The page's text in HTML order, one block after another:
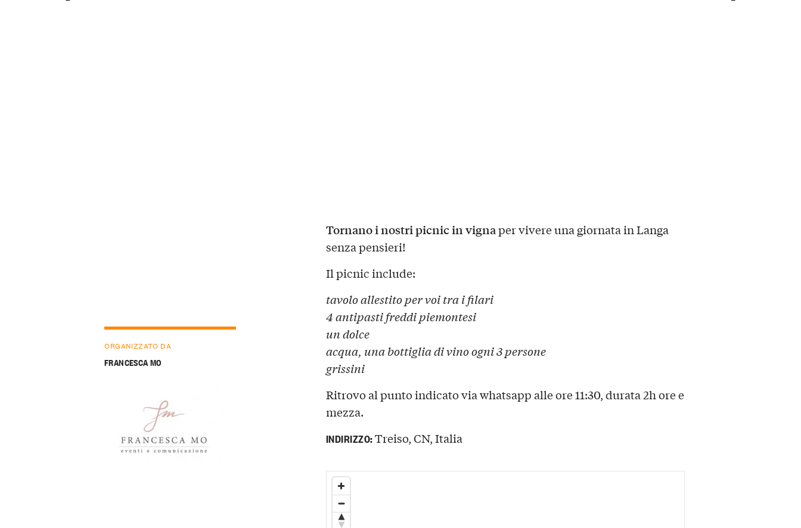
Tornano i nostri picnic in vignaper vivere una giornata in Langa
senza pensieri!
Il picnic include:
tavolo allestito per voi tra i filari
4 antipasti freddi piemontesi
un dolce
acqua, una bottiglia di vino ogni 3 persone
grissini
Ritrovo al punto indicato via whatsapp alle ore 11:30, durata 2h ore e
mezza.
ORGANIZZATO DA
FRANCESCA MO
INDIRIZZO:Treiso, CN, Italia